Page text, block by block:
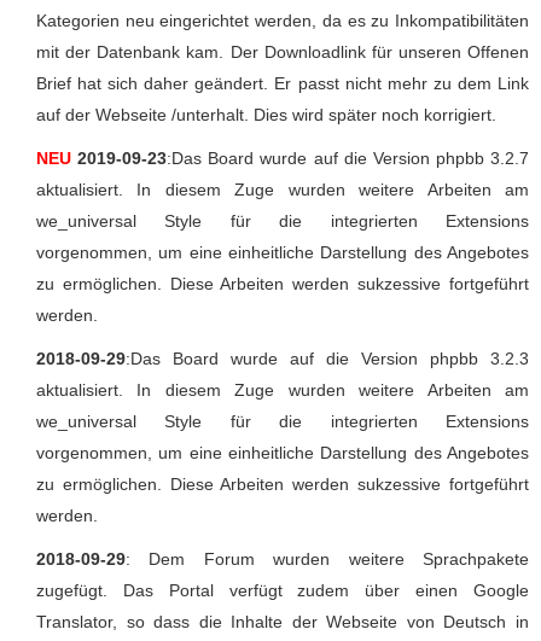
Kategorien neu eingerichtet werden, da es zu Inkompatibilitäten
mit der Datenbank kam. Der Downloadlink für unseren Offenen
Brief hat sich daher geändert. Er passt nicht mehr zu dem Link
auf der Webseite /unterhalt. Dies wird später noch korrigiert.
NEU 2019-09-23:Das Board wurde auf die Version phpbb 3.2.7
aktualisiert. In diesem Zuge wurden weitere Arbeiten am
we_universal Style für die integrierten Extensions
vorgenommen, um eine einheitliche Darstellung des Angebotes
zu ermöglichen. Diese Arbeiten werden sukzessive fortgeführt
werden.
2018-09-29:Das Board wurde auf die Version phpbb 3.2.3
aktualisiert. In diesem Zuge wurden weitere Arbeiten am
we_universal Style für die integrierten Extensions
vorgenommen, um eine einheitliche Darstellung des Angebotes
zu ermöglichen. Diese Arbeiten werden sukzessive fortgeführt
werden.
2018-09-29: Dem Forum wurden weitere Sprachpakete
zugefügt. Das Portal verfügt zudem über einen Google
Translator, so dass die Inhalte der Webseite von Deutsch in